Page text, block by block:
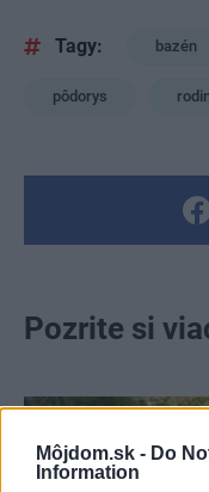
Môjdom.sk - Do
Information
Tagy: bazén
pôdorys
Pozrite si